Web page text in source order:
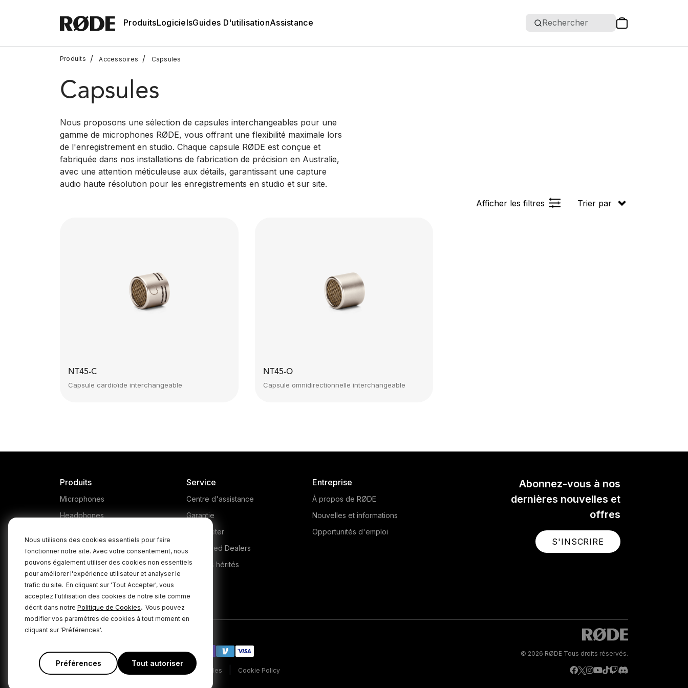
Nous utilisons des cookies essentiels pour faire
fonctionner notre site. Avec votre consentement, nous
pouvons également utiliser des cookies non essentiels
pour améliorer l'expérience utilisateur et analyser le
trafic du site. En cliquant sur 'Tout Accepter', vous
acceptez l'utilisation des cookies de notre site comme
décrit dans notre Politique de Cookies. Vous pouvez
modifier vos paramètres de cookies à tout moment en
cliquant sur 'Préférences'.
Préférences Tout autoriser
ProduitsLogicielsGuides D'utilisationAssistance Rechercher
Produits / Accessoires / Capsules
Capsules
Nous proposons une sélection de capsules interchangeables pour une
gamme de microphones RØDE, vous offrant une flexibilité maximale lors
de l'enregistrement en studio. Chaque capsule RØDE est conçue et
fabriquée dans nos installations de fabrication de précision en Australie,
avec une attention méticuleuse aux détails, garantissant une capture
audio haute résolution pour les enregistrements en studio et sur site.
Afficher les filtres
Trier par
NT45-C
Capsule cardioïde interchangeable
NT45-O
Capsule omnidirectionnelle interchangeable
Abonnez-vous à nos
dernières nouvelles et
offres
S'INSCRIRE
Produits
Microphones
Headphones
Accessories
Kits
Apparel
Logiciels
Service
Centre d'assistance
Garantie
Où acheter
Authorised Dealers
Produits hérités
Entreprise
À propos de RØDE
Nouvelles et informations
Opportunités d'emploi
Politique de confidentialité Conditions générales Cookie Policy
© 2026 RØDE Tous droits réservés.